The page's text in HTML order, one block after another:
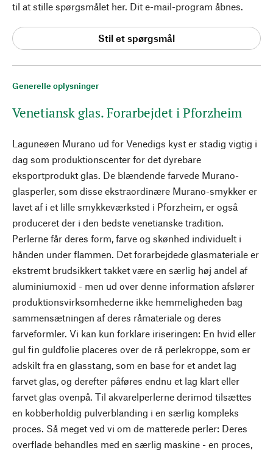
Generelle oplysninger
Venetiansk glas. Forarbejdet i Pforzheim
Laguneøen Murano ud for Venedigs kyst er stadig vigtig i
dag som produktionscenter for det dyrebare
eksportprodukt glas. De blændende farvede Murano-
glasperler, som disse ekstraordinære Murano-smykker er
lavet af i et lille smykkeværksted i Pforzheim, er også
produceret der i den bedste venetianske tradition.
Perlerne får deres form, farve og skønhed individuelt i
hånden under flammen. Det forarbejdede glasmateriale er
ekstremt brudsikkert takket være en særlig høj andel af
aluminiumoxid - men ud over denne information afslører
produktionsvirksomhederne ikke hemmeligheden bag
sammensætningen af deres råmateriale og deres
farveformler. Vi kan kun forklare iriseringen: En hvid eller
gul fin guldfolie placeres over de rå perlekroppe, som er
adskilt fra en glasstang, som en base for et andet lag
farvet glas, og derefter påføres endnu et lag klart eller
farvet glas ovenpå. Til akvarelperlerne derimod tilsættes
en kobberholdig pulverblanding i en særlig kompleks
proces. Så meget ved vi om de matterede perler: Deres
overflade behandles med en særlig maskine - en proces,
til at stille spørgsmålet her. Dit e-mail-program åbnes.
Stil et spørgsmål